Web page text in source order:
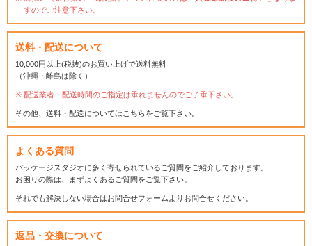
すのでご注意下さい。
送料・配送について
10,000円以上(税抜)のお買い上げで送料無料
（沖縄・離島は除く）
配送業者・配送時間のご指定は承れませんのでご了承下さい。
その他、送料・配送については こちらをご覧下さい。
よくある質問
パッケージスタジオに多く寄せられているご質問をご紹介しております。
お困りの際は、まずよくあるご質問をご覧下さい。
それでも解決しない場合はお問合せフォーム よりお問合せください。
返品・交換について